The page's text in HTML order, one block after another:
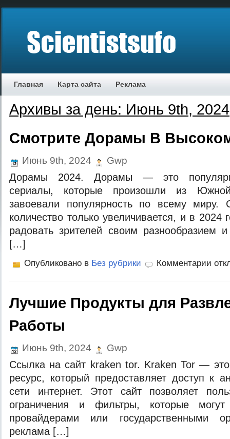
Главная Карта сайта Реклама
Архивы за день: Июнь 9th, 2024
Смотрите Дорамы В
Июнь 9th, 2024 Gwp
Дорамы 2024. Дорамы — это
сериалы, которые произошли из
завоевали популярность по всему
количество только увеличивается, и в 2024
радовать зрителей своим разнообразием
[…]
Опубликовано в Без рубрики Комментарии
Лучшие Продукты для
Работы
Июнь 9th, 2024 Gwp
Ссылка на сайт kraken tor. Kraken Tor —
ресурс, который предоставляет доступ к
сети интернет. Этот сайт позволяет
ограничения и фильтры, которые
провайдерами или государственными
реклама […]